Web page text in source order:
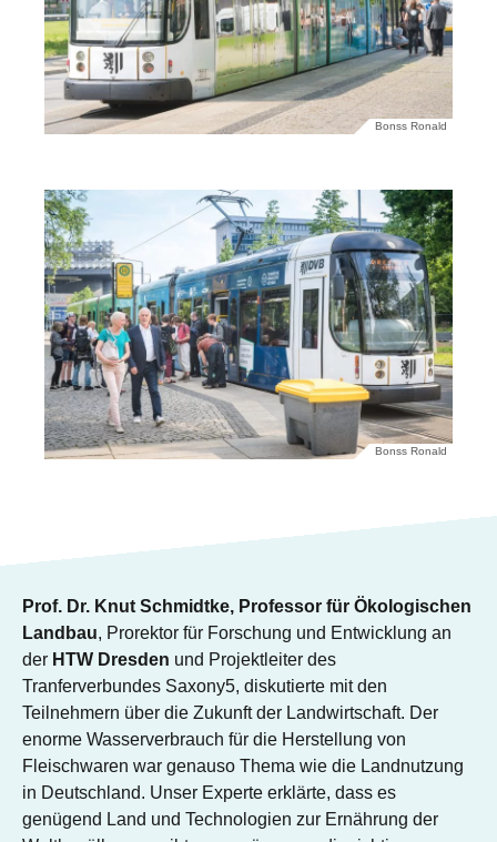
Bonss Ronald
Bonss Ronald
Prof. Dr. Knut Schmidtke, Professor für Ökologischen
Landbau, Prorektor für Forschung und Entwicklung an
der HTW Dresden und Projektleiter des
Tranferverbundes Saxony5, diskutierte mit den
Teilnehmern über die Zukunft der Landwirtschaft. Der
enorme Wasserverbrauch für die Herstellung von
Fleischwaren war genauso Thema wie die Landnutzung
in Deutschland. Unser Experte erklärte, dass es
genügend Land und Technologien zur Ernährung der